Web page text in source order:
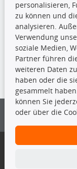
TecDoc Inside
Die hier angezeigten
nicht kopiert werden.
Es ist zu unterlassen,
vorherige Zustimmung
und/oder diese
Bitte prüfen Sie, ob das
Gegebenenfalls sind
personalisieren,
zu können und
analysieren.
Verwendung
soziale Medien,
Partner führen
weiteren Daten
haben oder die
gesammelt
können Sie
oder über die